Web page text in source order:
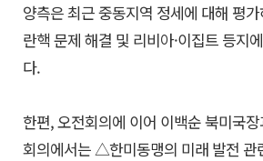
양측은 최근 중동지역 정세에 대해 평
란핵 문제 해결 및 리비아·이집트 등지
다.
한편, 오전회의에 이어 이백순 북미국
회의에서는 △한미동맹의 미래 발전 관